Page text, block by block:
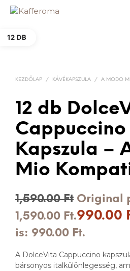
12 DB
KEZDŐLAP / KÁVÉKAPSZULA / A MODO
12 db
Cappuccino
Kapszula –
Mio
1,590.00Ft Original
1,590.00 Ft.990.00
is: 990.00 Ft.
A DolceVita Cappuccino
bársonyos italkülönlegesség,